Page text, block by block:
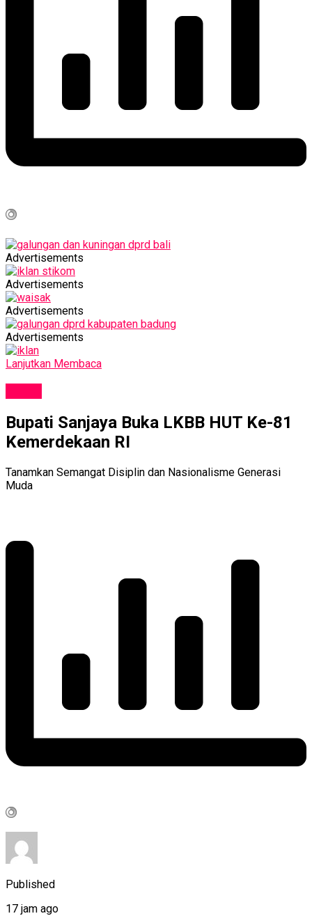
Advertisements
Advertisements
Advertisements
Advertisements
Lanjutkan Membaca
Bupati Sanjaya Buka LKBB HUT Ke-81
Kemerdekaan RI
Tanamkan Semangat Disiplin dan Nasionalisme Generasi
Muda
Published
17 jam ago